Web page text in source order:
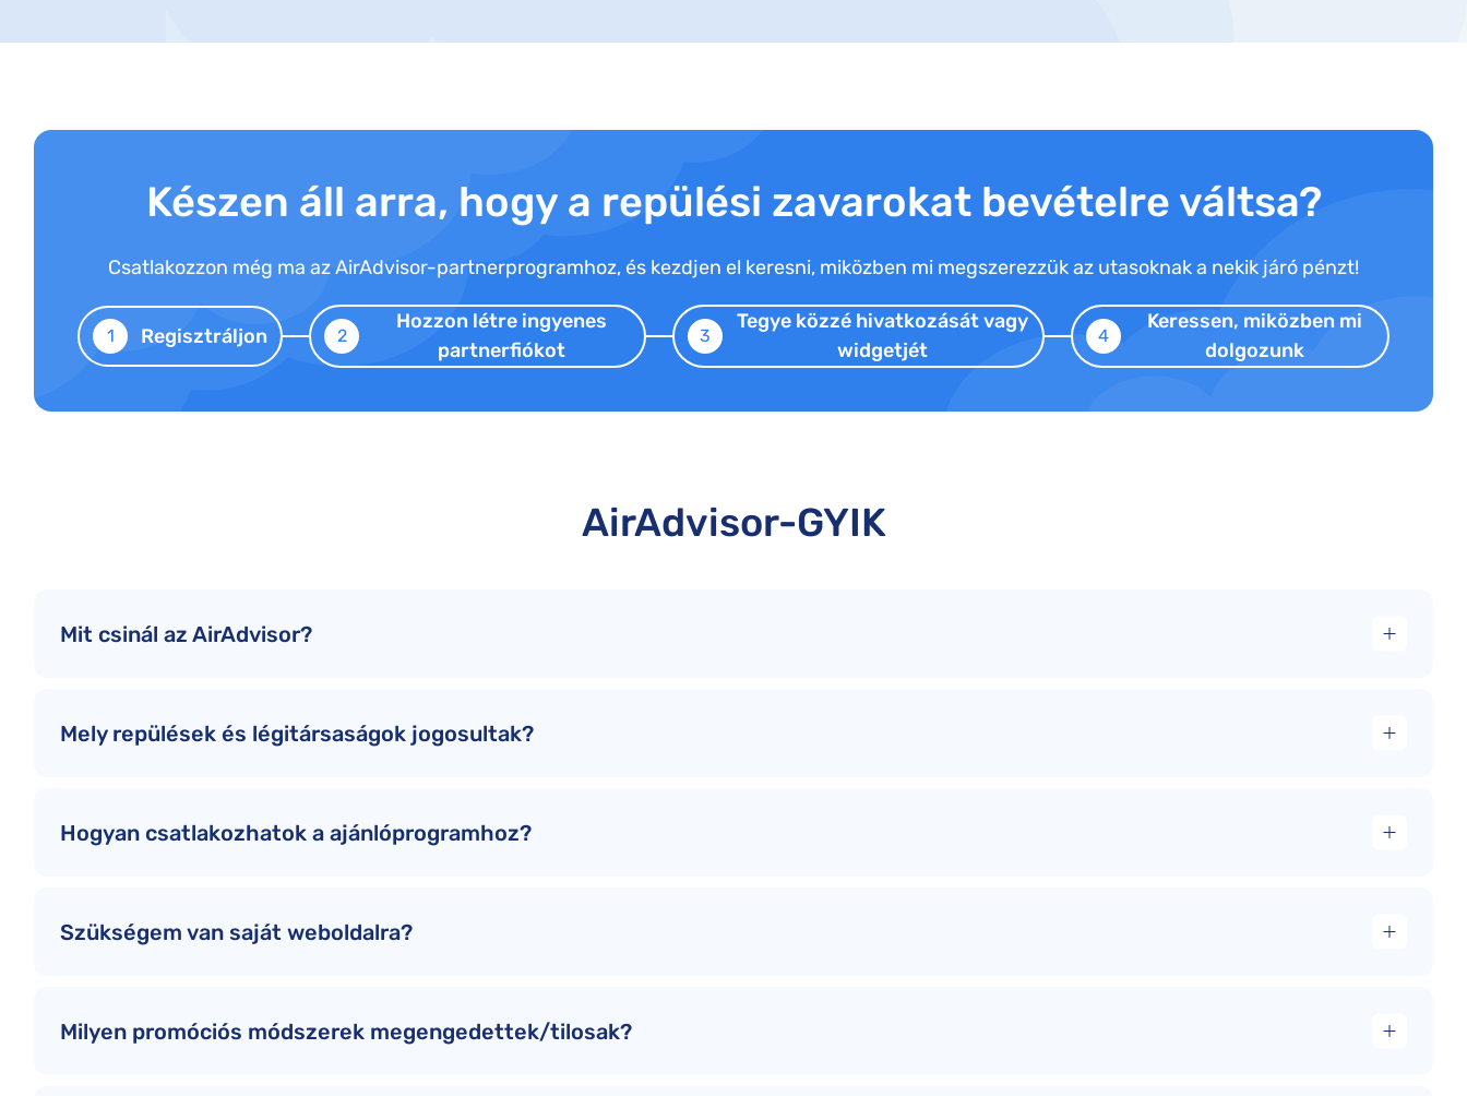
Készen áll arra, hogy a repülési zavarokat bevételre váltsa?
Csatlakozzon még ma az AirAdvisor-partnerprogramhoz, és kezdjen el keresni, miközben mi megszerezzük az utasoknak a nekik járó pénzt!
1 Regisztráljon 2
Hozzon létre ingyenes
partnerfiókot
3
Tegye közzé hivatkozásátvagy
widgetjét
4
Keressen, miközben mi
dolgozunk
AirAdvisor-GYIK
Mit csinál az AirAdvisor?
Mely repülések és légitársaságok jogosultak?
Hogyan csatlakozhatok a ajánlóprogramhoz?
Szükségem van saját weboldalra?
Milyen promóciós módszerek megengedettek/tilosak?